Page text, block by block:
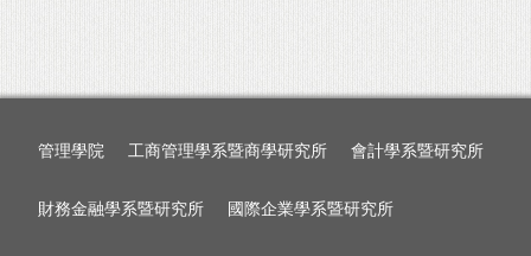
管理學院 工商管理學系暨商學研究所 會計學系暨研究所
財務金融學系暨研究所 國際企業學系暨研究所